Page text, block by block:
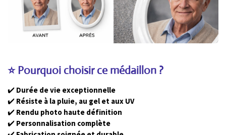
⭐ Pourquoi choisir ce médaillon ?
✔️ Durée de vie exceptionnelle
✔️ Résiste à la pluie, au gel et aux UV
✔️ Rendu photo haute définition
✔️ Personnalisation complète